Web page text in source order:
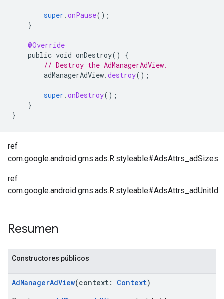
super .onPause();
}
@Override
public void onDestroy()
{
// Destroy the AdManagerAdView.
adManagerAdView.destroy();
super .onDestroy();
}
}
ref
com.google.android.gms.ads.R.styleable#AdsAttrs_adSizes
ref
com.google.android.gms.ads.R.styleable#AdsAttrs_adUnitId
Resumen
Constructores públicos
AdManagerAdView(context: Context)